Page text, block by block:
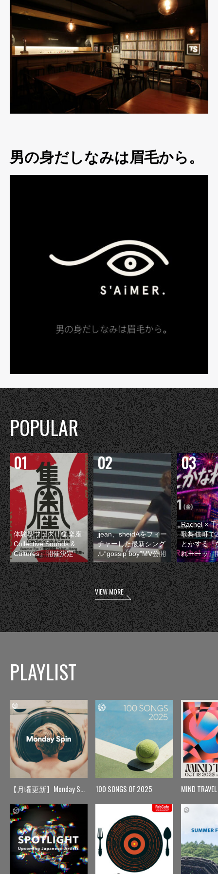
男の身だしなみは眉毛から。
POPULAR
体験型フェス『集楽座
Collective Sounds &
Cultures』開催決定
jjean、sheidAをフィー
チャーした最新シング
ル“gossip boy”MV公開
Rachel ×
歌舞伎町で
とかする『
れーーッ』
VIEW MORE
PLAYLIST
【月曜更新】Monday Spin 100 SONGS OF 2025 MIND TRAVEL